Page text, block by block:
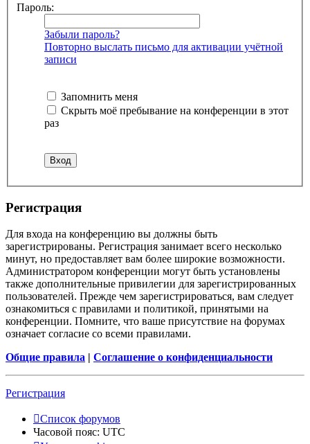
Пароль:
Забыли пароль?
Повторно выслать письмо для активации учётной
записи
Запомнить меня
Скрыть моё пребывание на конференции в этот
раз
Регистрация
Для входа на конференцию вы должны быть
зарегистрированы. Регистрация занимает всего несколько
минут, но предоставляет вам более широкие возможности.
Администратором конференции могут быть установлены
также дополнительные привилегии для зарегистрированных
пользователей. Прежде чем зарегистрироваться, вам следует
ознакомиться с правилами и политикой, принятыми на
конференции. Помните, что ваше присутствие на форумах
означает согласие со всеми правилами.
Общие правила | Соглашение о конфиденциальности
Регистрация
Список форумов
Часовой пояс: UTC